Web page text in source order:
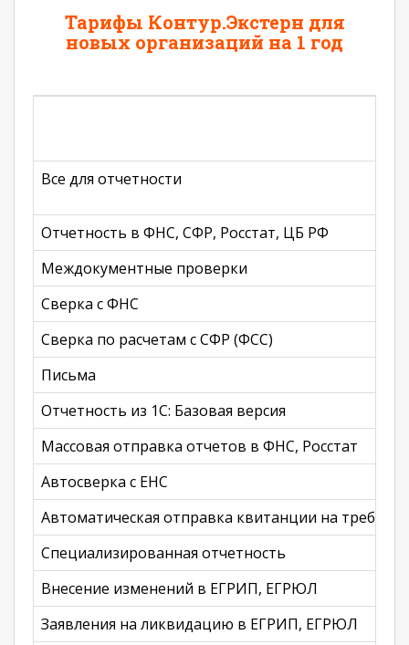
Тарифы Контур.Экстерн для
новых организаций на 1 год
Все для отчетности
Отчетность в ФНС, СФР, Росстат, ЦБ РФ
Междокументные проверки
Сверка с ФНС
Сверка по расчетам с СФР (ФСС)
Письма
Отчетность из 1С: Базовая версия
Массовая отправка отчетов в ФНС, Росстат
Автосверка с ЕНС
Автоматическая отправка квитанции на
Специализированная отчетность
Внесение изменений в ЕГРИП, ЕГРЮЛ
Заявления на ликвидацию в ЕГРИП, ЕГРЮЛ